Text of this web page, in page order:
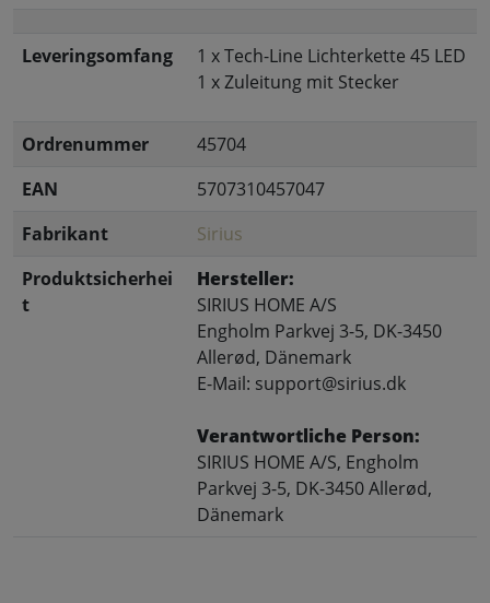
Leveringsomfang
1 x Tech-Line Lichterkette 45 LED
1 x Zuleitung mit Stecker
Ordrenummer
45704
EAN
5707310457047
Fabrikant
Sirius
Produktsicherhei
t
Hersteller:
SIRIUS HOME A/S
Engholm Parkvej 3-5, DK-3450
Allerød, Dänemark
E-Mail: support@sirius.dk
Verantwortliche Person:
SIRIUS HOME A/S, Engholm
Parkvej 3-5, DK-3450 Allerød,
Dänemark